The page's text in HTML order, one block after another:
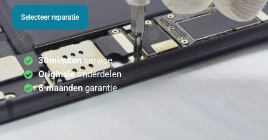
Selecteer reparatie
30minutenservice
Origineleonderdelen
6 maandengarantie